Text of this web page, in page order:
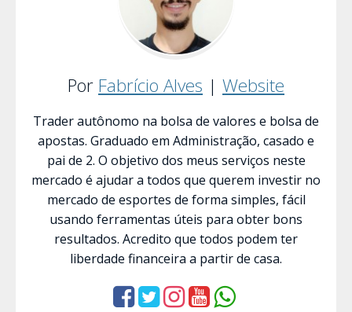
Por Fabrício Alves | Website
Trader autônomo na bolsa de valores e bolsa de
apostas. Graduado em Administração, casado e
pai de 2. O objetivo dos meus serviços neste
mercado é ajudar a todos que querem investir no
mercado de esportes de forma simples, fácil
usando ferramentas úteis para obter bons
resultados. Acredito que todos podem ter
liberdade financeira a partir de casa.